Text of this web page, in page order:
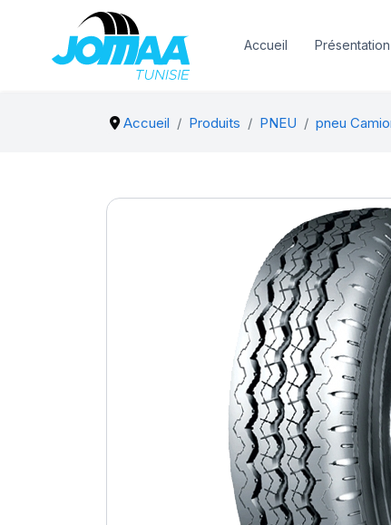
Accueil Présentation
Accueil Produits PNEU pneu